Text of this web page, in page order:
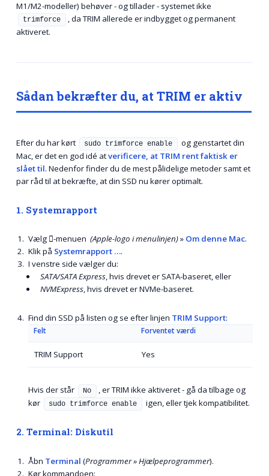
M1/M2-modeller) behøver - og tillader - systemet ikke
trimforce
, da TRIM allerede er indbygget og permanent
aktiveret.
Sådan bekræfter du, at TRIM er aktiv
Efter du har kørt sudo trimforce enable
og genstartet din
Mac, er det en god idé atverificere, at TRIM rent faktisk er
slået til. Nedenfor finder du de mest pålidelige metoder samt et
par råd til at bekræfte, at din SSD nu kører optimalt.
1. Systemrapport
Vælg -menuen (Apple-logo i menulinjen)» Om denne Mac.
Klik på Systemrapport ….
I venstre side vælger du:
SATA/SATA Express, hvis drevet er SATA-baseret, eller
NVMExpress, hvis drevet er NVMe-baseret.
Find din SSD på listen og se efter linjen TRIM Support:
Felt Forventet værdi
TRIM Support Yes
Hvis der står No
, er TRIM ikke aktiveret - gå da tilbage og
kør
sudo trimforce enable igen, eller tjek kompatibilitet.
2. Terminal: Diskutil
Åbn Terminal (Programmer » Hjælpeprogrammer).
Kør kommandoen: